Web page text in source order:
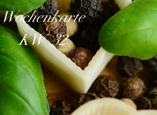
Wochenkarte
KW 32